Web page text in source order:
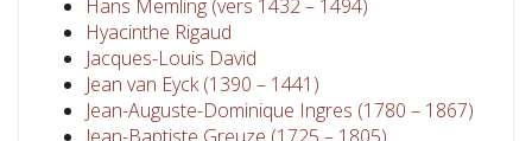
Hans Memling (vers 1432 – 1494)
Hyacinthe Rigaud
Jacques-Louis David
Jean van Eyck (1390 – 1441)
Jean-Auguste-Dominique Ingres (1780 – 1867)